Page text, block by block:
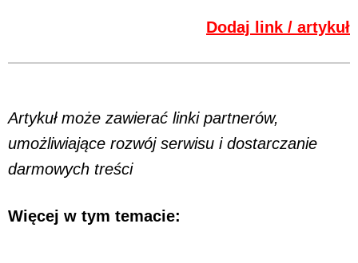
Dodaj link / artykuł
Artykuł może zawierać linki partnerów,
umożliwiające rozwój serwisu i dostarczanie
darmowych treści
Więcej w tym temacie: